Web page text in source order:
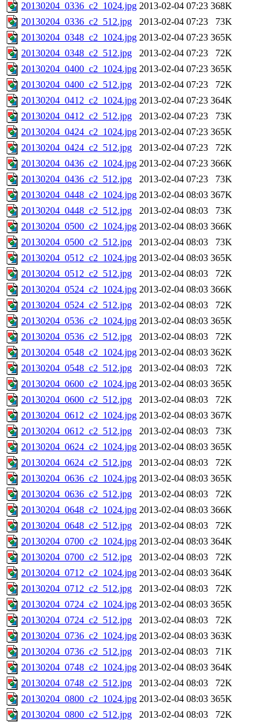
20130204_0336_c2_1024.jpg 2013-02-04 07:23 368K
20130204_0336_c2_512.jpg
2013-02-04 07:23
73K
20130204_0348_c2_1024.jpg 2013-02-04 07:23 365K
20130204_0348_c2_512.jpg
2013-02-04 07:23
72K
20130204_0400_c2_1024.jpg 2013-02-04 07:23 365K
20130204_0400_c2_512.jpg
2013-02-04 07:23
72K
20130204_0412_c2_1024.jpg 2013-02-04 07:23 364K
20130204_0412_c2_512.jpg
2013-02-04 07:23
73K
20130204_0424_c2_1024.jpg 2013-02-04 07:23 365K
20130204_0424_c2_512.jpg
2013-02-04 07:23
72K
20130204_0436_c2_1024.jpg 2013-02-04 07:23 366K
20130204_0436_c2_512.jpg
2013-02-04 07:23
73K
20130204_0448_c2_1024.jpg 2013-02-04 08:03 367K
20130204_0448_c2_512.jpg
2013-02-04 08:03
73K
20130204_0500_c2_1024.jpg 2013-02-04 08:03 366K
20130204_0500_c2_512.jpg
2013-02-04 08:03
73K
20130204_0512_c2_1024.jpg 2013-02-04 08:03 365K
20130204_0512_c2_512.jpg
2013-02-04 08:03
72K
20130204_0524_c2_1024.jpg 2013-02-04 08:03 366K
20130204_0524_c2_512.jpg
2013-02-04 08:03
72K
20130204_0536_c2_1024.jpg 2013-02-04 08:03 365K
20130204_0536_c2_512.jpg
2013-02-04 08:03
72K
20130204_0548_c2_1024.jpg 2013-02-04 08:03 362K
20130204_0548_c2_512.jpg
2013-02-04 08:03
72K
20130204_0600_c2_1024.jpg 2013-02-04 08:03 365K
20130204_0600_c2_512.jpg
2013-02-04 08:03
72K
20130204_0612_c2_1024.jpg 2013-02-04 08:03 367K
20130204_0612_c2_512.jpg
2013-02-04 08:03
73K
20130204_0624_c2_1024.jpg 2013-02-04 08:03 365K
20130204_0624_c2_512.jpg
2013-02-04 08:03
72K
20130204_0636_c2_1024.jpg 2013-02-04 08:03 365K
20130204_0636_c2_512.jpg
2013-02-04 08:03
72K
20130204_0648_c2_1024.jpg 2013-02-04 08:03 366K
20130204_0648_c2_512.jpg
2013-02-04 08:03
72K
20130204_0700_c2_1024.jpg 2013-02-04 08:03 364K
20130204_0700_c2_512.jpg
2013-02-04 08:03
72K
20130204_0712_c2_1024.jpg 2013-02-04 08:03 364K
20130204_0712_c2_512.jpg
2013-02-04 08:03
72K
20130204_0724_c2_1024.jpg 2013-02-04 08:03 365K
20130204_0724_c2_512.jpg
2013-02-04 08:03
72K
20130204_0736_c2_1024.jpg 2013-02-04 08:03 363K
20130204_0736_c2_512.jpg
2013-02-04 08:03
71K
20130204_0748_c2_1024.jpg 2013-02-04 08:03 364K
20130204_0748_c2_512.jpg
2013-02-04 08:03
72K
20130204_0800_c2_1024.jpg 2013-02-04 08:03 365K
20130204_0800_c2_512.jpg
2013-02-04 08:03 72K